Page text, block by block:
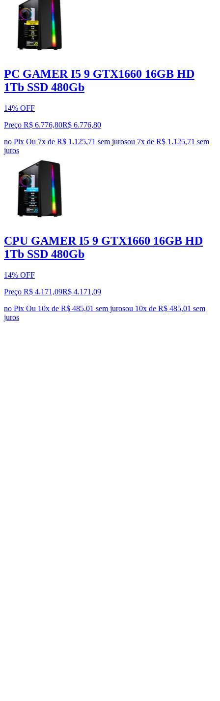
PC GAMER I5 9 GTX1660 16GB HD
1Tb SSD 480Gb
14% OFF
Preço R$ 6.776,80R$ 6.776,80
no Pix Ou 7x de R$ 1.125,71 sem jurosou 7x de R$ 1.125,71 sem
juros
CPU GAMER I5 9 GTX1660 16GB HD
1Tb SSD 480Gb
14% OFF
Preço R$ 4.171,09R$ 4.171 ,09
no Pix Ou 10x de R$ 485,01 sem jurosou 10x de R$ 485,01 sem
juros